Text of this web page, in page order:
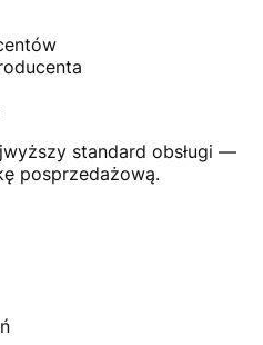
standard obsługi —
posprzedażową.